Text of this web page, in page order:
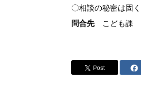
〇相談の秘密は固
問合先こども課
Post